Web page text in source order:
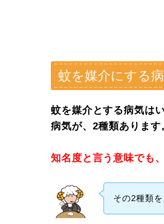
蚊を媒介にする
蚊を媒介とする病気は
病気が、2種類あります
知名度と言う意味でも
その2種類